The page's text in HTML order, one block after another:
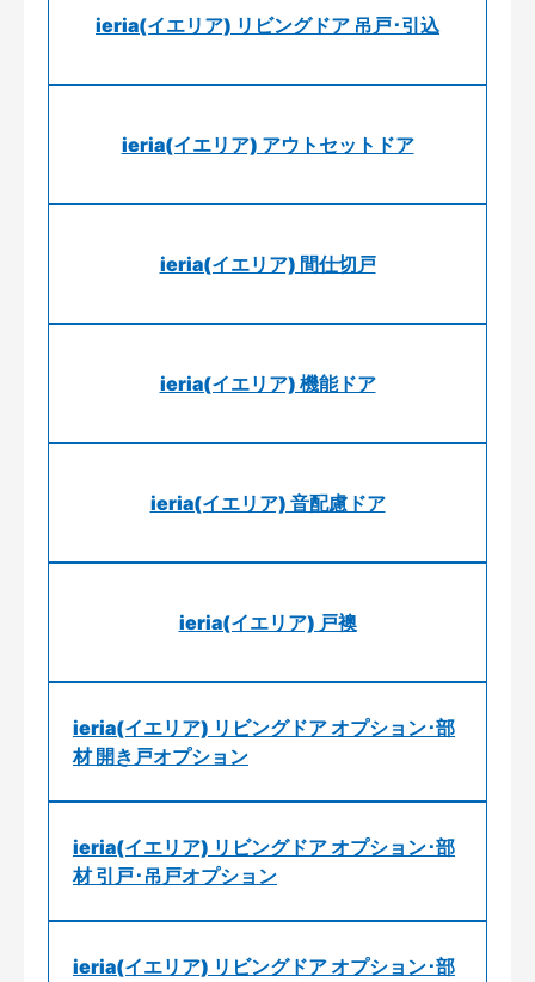
ieria(イエリア) リビングドア 吊戸･引込
ieria(イエリア) アウトセットドア
ieria(イエリア) 間仕切戸
ieria(イエリア) 機能ドア
ieria(イエリア) 音配慮ドア
ieria(イエリア) 戸襖
ieria(イエリア) リビングドア オプション･部
材 開き戸オプション
ieria(イエリア) リビングドア オプション･部
材 引戸･吊戸オプション
ieria(イエリア) リビングドア オプション･部